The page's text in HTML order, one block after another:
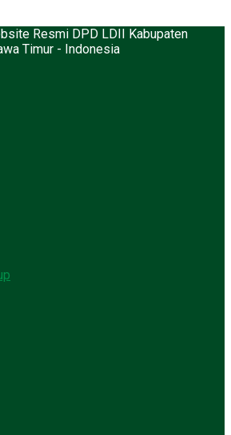
Resmi DPD LDII Kabupaten
Timur - Indonesia